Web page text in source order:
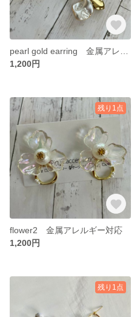
1,200円
残り1点
flower2 金属アレルギー対応
1,200円
残り1点